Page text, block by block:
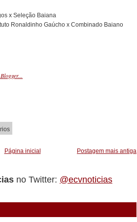
x Seleção Baiana
Ronaldinho Gaúcho x Combinado Baiano
Postagem mais antiga
Página inicial
no Twitter: @ecvnoticias